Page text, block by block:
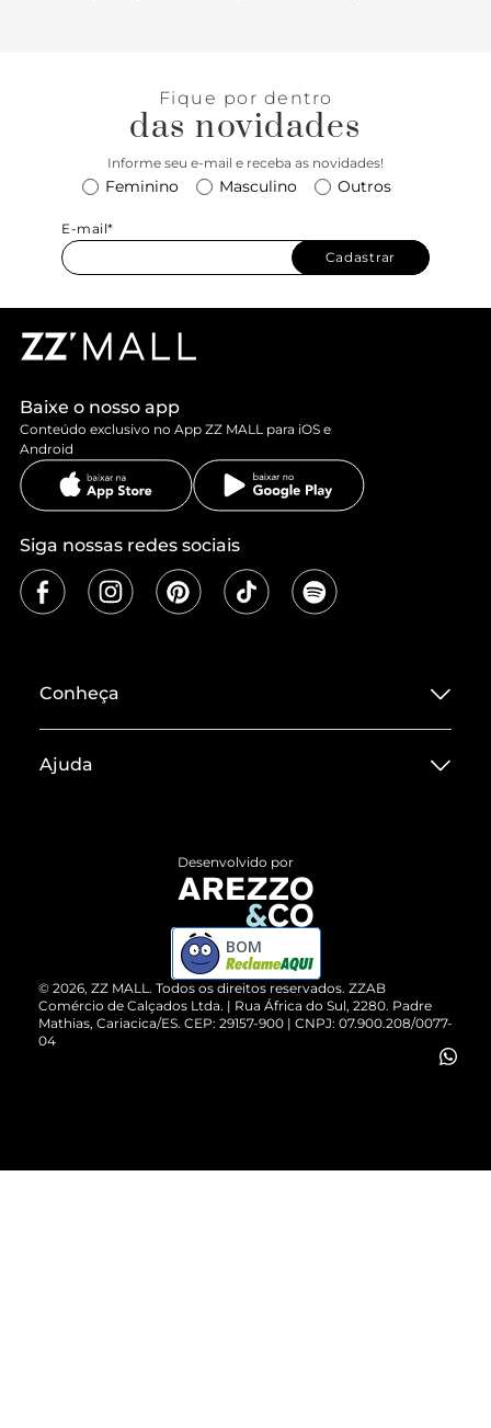
Fique por dentro
das novidades
Informe seu e-mail e receba as novidades!
Feminino Masculino Outros
E-mail*
Cadastrar
Baixe o nosso app
Conteúdo exclusivo no App ZZ MALL para iOS e
Android
Siga nossas redes sociais
Conheça
Termos de Uso
ZZ MALL é confiável
Cartão Presente
Vendas Corporativas
Ajuda
Devolução do Produto
Compre pelo WhatsApp
© 2026, ZZ MALL. Todos os direitos reservados. ZZAB
Comércio de Calçados Ltda. | Rua África do Sul, 2280. Padre
Mathias, Cariacica/ES. CEP: 29157-900 | CNPJ: 07.900.208/0077-
04
Desenvolvido por
BOM